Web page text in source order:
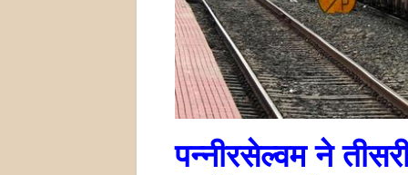
पन्नीरसेल्वम ने